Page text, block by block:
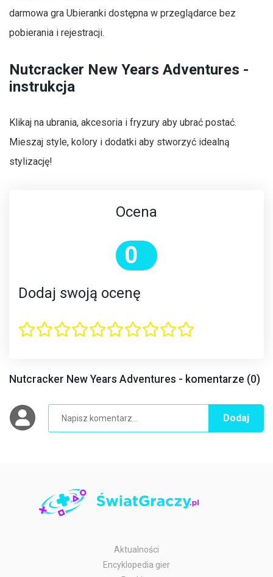
darmowa gra Ubieranki dostępna w przeglądarce bez
pobierania i rejestracji.
Nutcracker New Years Adventures -
instrukcja
Klikaj na ubrania, akcesoria i fryzury aby ubrać postać.
Mieszaj style, kolory i dodatki aby stworzyć idealną
stylizację!
Ocena
0
Dodaj swoją ocenę
Nutcracker New Years Adventures - komentarze (0)
Dodaj
Aktualności
Encyklopedia gier